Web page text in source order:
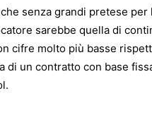
senza grandi pretese per
sarebbe quella di
cifre molto più basse
di un contratto con base